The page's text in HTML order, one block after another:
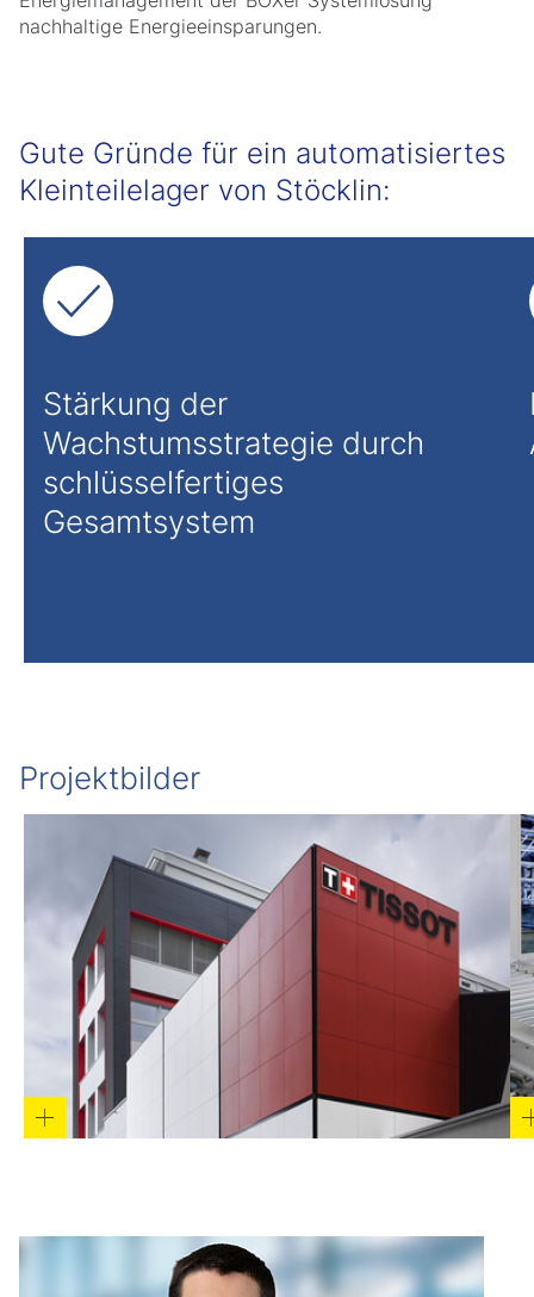
nachhaltige Energieeinsparungen.
Gute Gründe für ein automatisiertes
Kleinteilelager von Stöcklin:
Stärkung der
Wachstumsstrategie durch
schlüsselfertiges
Gesamtsystem
Projektbilder